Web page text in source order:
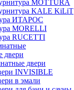
MOTTURA
KALE KiLiT
ИТАРОС
MORELLI
RUCETTI
двери
двери
INVISIBLE
в эмали